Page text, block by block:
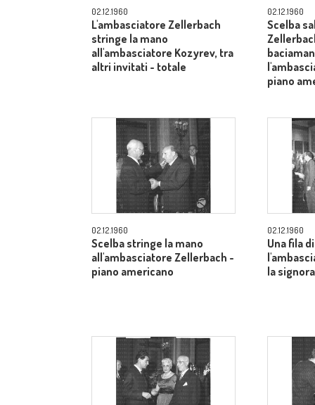
02.12.1960
L'ambasciatore Zellerbach
stringe la mano
all'ambasciatore Kozyrev, tra
altri invitati - totale
02.12.1960
Scelba
piano
02.12.1960
Scelba stringe la mano
all'ambasciatore Zellerbach -
piano americano
02.12.1960
Una fila
la